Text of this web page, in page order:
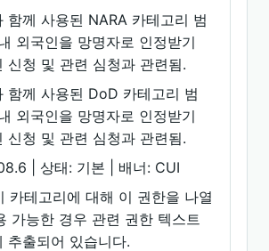
함께 사용된 NARA 카테고리 범
외국인을 망명자로 인정받기
신청 및 관련 심청과 관련됨.
함께 사용된 DoD 카테고리 범
외국인을 망명자로 인정받기
신청 및 관련 심청과 관련됨.
| 상태: 기본 | 배너: CUI
카테고리에 대해 이 권한을 나열
가능한 경우 관련 권한 텍스트
추출되어 있습니다.